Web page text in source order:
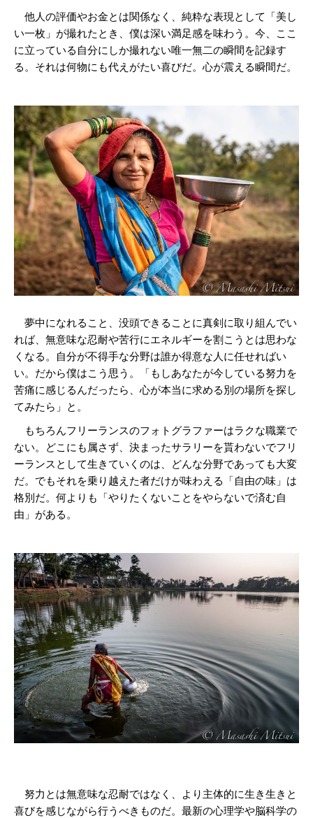
他人の評価やお金とは関係なく、純粋な表現として「美し
い一枚」が撮れたとき、僕は深い満足感を味わう。今、ここ
に立っている自分にしか撮れない唯一無二の瞬間を記録す
る。それは何物にも代えがたい喜びだ。心が震える瞬間だ。
夢中になれること、没頭できることに真剣に取り組んでい
れば、無意味な忍耐や苦行にエネルギーを割こうとは思わな
くなる。自分が不得手な分野は誰か得意な人に任せればい
い。だから僕はこう思う。「もしあなたが今している努力を
苦痛に感じるんだったら、心が本当に求める別の場所を探し
てみたら」と。
もちろんフリーランスのフォトグラファーはラクな職業で
ない。どこにも属さず、決まったサラリーを貰わないでフリ
ーランスとして生きていくのは、どんな分野であっても大変
だ。でもそれを乗り越えた者だけが味わえる「自由の味」は
格別だ。何よりも「やりたくないことをやらないで済む自
由」がある。
努力とは無意味な忍耐ではなく、より主体的に生き生きと
喜びを感じながら行うべきものだ。最新の心理学や脳科学の